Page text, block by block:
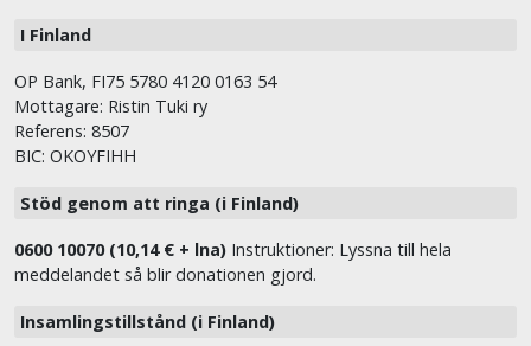
I Finland
OP Bank, FI75 5780 4120 0163 54
Mottagare: Ristin Tuki ry
Referens: 8507
BIC: OKOYFIHH
Stöd genom att ringa (i Finland)
0600 10070 (10,14 € + lna) Instruktioner: Lyssna till hela
meddelandet så blir donationen gjord.
Insamlingstillstånd (i Finland)